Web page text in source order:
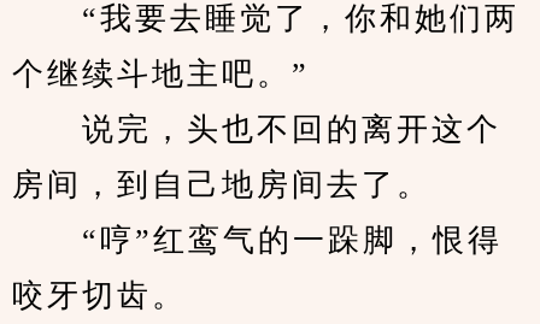
“我要去睡觉了，你和她们两
个继续斗地主吧。”
说完，头也不回的离开这个
房间，到自己地房间去了。
“哼”红鸾气的一跺脚，恨得
咬牙切齿。